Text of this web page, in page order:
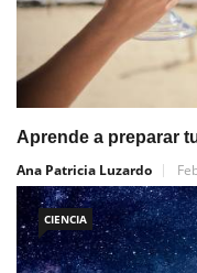
Aprende a preparar
Ana Patricia Luzardo
CIENCIA